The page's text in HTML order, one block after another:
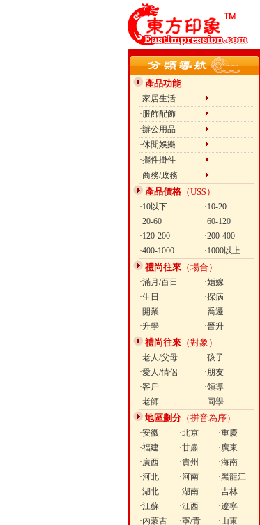
產品功能
·家居生活
·服飾配飾
·辦公用品
·休閒娛樂
·擺件掛件
·商務/政務
產品價格 （US$）
·10以下
·10-20
·20-60
·60-120
·120-200
·200-400
·400-1000
·1000以上
禮尚往來 （場合）
·滿月/百日
·婚嫁
·生日
·探病
·開業
·喬遷
·升學
·晉升
禮尚往來 （對象）
·老人/父母
·孩子
·愛人/情侶
·朋友
·客戶
·領導
·老師
·同學
地區劃分（拼音為序）
·安徽 ·北京
·重慶
·福建
·甘肅
·廣東
·廣西
·貴州
·海南
·河北
·河南
·黑龍江
·湖北
·湖南
·吉林
·江蘇
·江西
·遼寧
·內蒙古
·寧/青
·山東